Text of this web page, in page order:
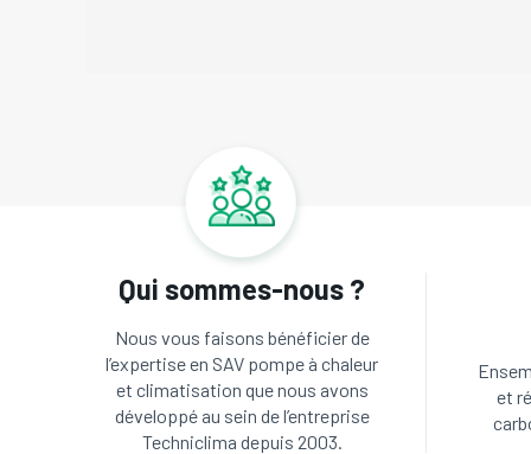
Qui sommes-nous ?
Nous vous faisons bénéficier de
l’expertise en SAV pompe à chaleur
et climatisation que nous avons
développé au sein de l’entreprise
Techniclima depuis 2003.
et